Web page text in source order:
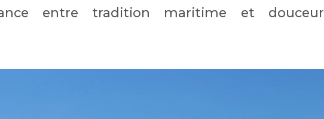
entre tradition maritime et douceur